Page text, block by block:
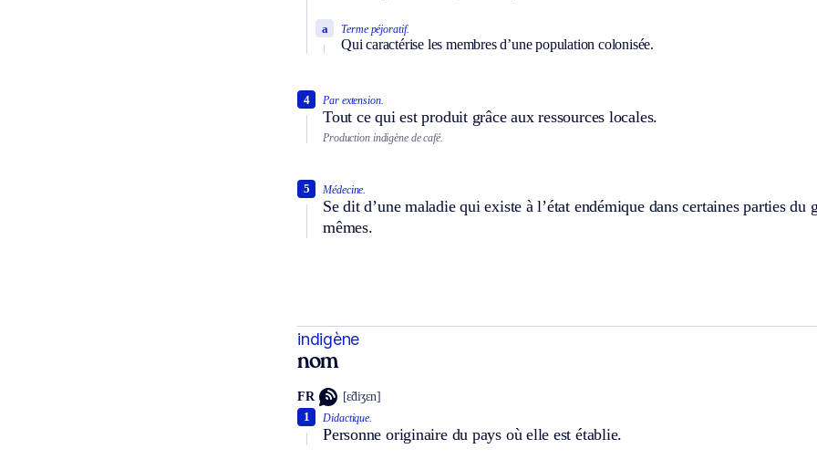
Terme péjoratif.
Qui caractérise les membres d’une population colonisée.
a
Par extension.
Tout ce qui est produit grâce aux ressources locales.
4
Production indigène de café.
Médecine.
Se dit d’une maladie qui existe à l’état endémique dans certaines parties
mêmes.
5
indigène
nom
FR [ɛ̃diʒɛn]
Didactique.
Personne originaire du pays où elle est établie.
1